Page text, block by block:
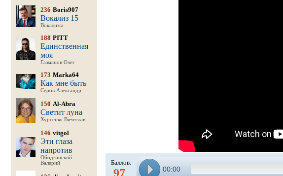
236 Boris907
Вокализ 15
Вокализы
188 PITT
Единственная
моя
Газманов Олег
173 Marka64
Как мне быть
Серов Александр
150 Al-Abra
Светит луна
Хурсенко Вячеслав
146 vitgol
Эти глаза
напротив
Ободзинский
Валерий
Баллов:
97 00:00